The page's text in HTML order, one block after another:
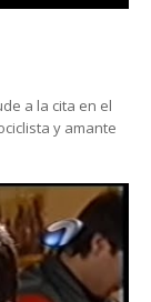
a la cita en el
y amante